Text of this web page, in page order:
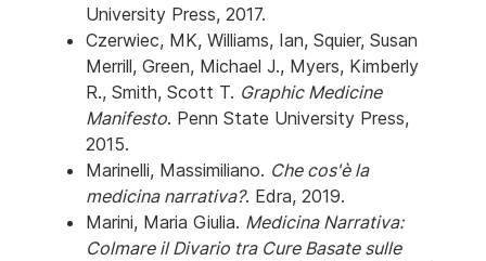
University Press, 2017.
Czerwiec, MK, Williams, Ian, Squier, Susan
Merrill, Green, Michael J., Myers, Kimberly
R., Smith, Scott T. Graphic Medicine
Manifesto. Penn State University Press,
2015.
Marinelli, Massimiliano. Che cos'è la
medicina narrativa?. Edra, 2019.
Marini, Maria Giulia. Medicina Narrativa:
Colmare il Divario tra Cure Basate sulle